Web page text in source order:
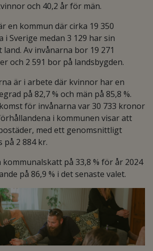
och 40,2 år för män.
en kommun där cirka 19 350
i Sverige medan 3 129 har sin
Av invånarna bor 19 271
och 2 591 bor på landsbygden.
är i arbete där kvinnor har en
på 82,7 % och män på 85,8 %.
för invånarna var 30 733 kronor
i kommunen visar att
med ett genomsnittligt
2 884 kr.
kommunalskatt på 33,8 % för år 2024
på 86,9 % i det senaste valet.